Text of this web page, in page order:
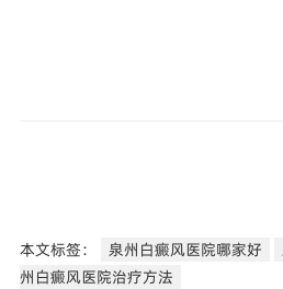
本文标签： 泉州白癜风医院哪家好
州白癜风医院治疗方法